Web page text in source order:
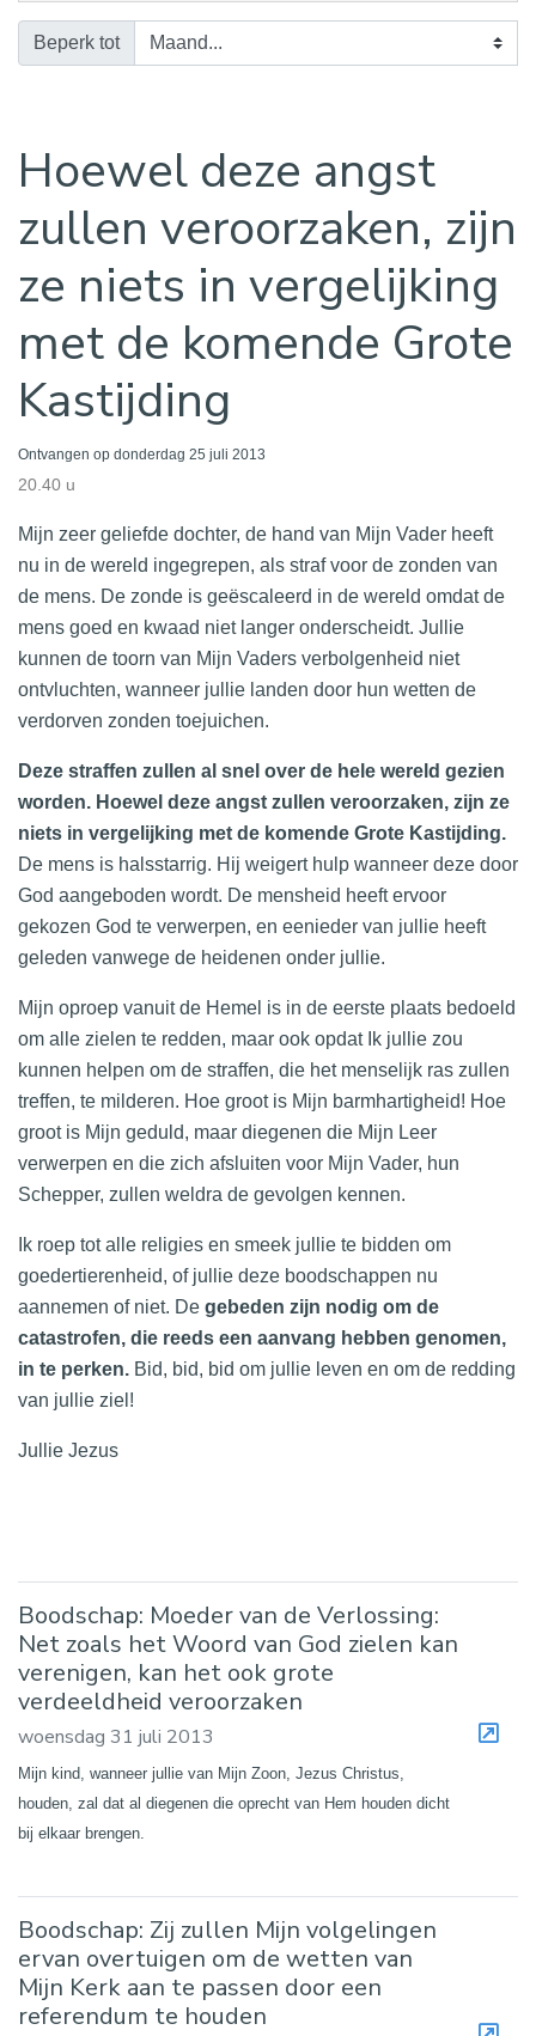
Beperk tot
Hoewel deze angst
zullen veroorzaken, zijn
ze niets in vergelijking
met de komende Grote
Kastijding
Ontvangen op donderdag 25 juli 2013
20.40 u
Mijn zeer geliefde dochter, de hand van Mijn Vader heeft
nu in de wereld ingegrepen, als straf voor de zonden van
de mens. De zonde is geëscaleerd in de wereld omdat de
mens goed en kwaad niet langer onderscheidt. Jullie
kunnen de toorn van Mijn Vaders verbolgenheid niet
ontvluchten, wanneer jullie landen door hun wetten de
verdorven zonden toejuichen.
Deze straffen zullen al snel over de hele wereld gezien
worden. Hoewel deze angst zullen veroorzaken, zijn ze
niets in vergelijking met de komende Grote Kastijding.
De mens is halsstarrig. Hij weigert hulp wanneer deze door
God aangeboden wordt. De mensheid heeft ervoor
gekozen God te verwerpen, en eenieder van jullie heeft
geleden vanwege de heidenen onder jullie.
Mijn oproep vanuit de Hemel is in de eerste plaats bedoeld
om alle zielen te redden, maar ook opdat Ik jullie zou
kunnen helpen om de straffen, die het menselijk ras zullen
treffen, te milderen. Hoe groot is Mijn barmhartigheid! Hoe
groot is Mijn geduld, maar diegenen die Mijn Leer
verwerpen en die zich afsluiten voor Mijn Vader, hun
Schepper, zullen weldra de gevolgen kennen.
Ik roep tot alle religies en smeek jullie te bidden om
goedertierenheid, of jullie deze boodschappen nu
aannemen of niet. De gebeden zijn nodig om de
catastrofen, die reeds een aanvang hebben genomen,
in te perken. Bid, bid, bid om jullie leven en om de redding
van jullie ziel!
Jullie Jezus
Boodschap: Moeder van de Verlossing:
Net zoals het Woord van God zielen kan
verenigen, kan het ook grote
verdeeldheid veroorzaken
woensdag 31 juli 2013
Mijn kind, wanneer jullie van Mijn Zoon, Jezus Christus,
houden, zal dat al diegenen die oprecht van Hem houden dicht
bij elkaar brengen.
Boodschap: Zij zullen Mijn volgelingen
ervan overtuigen om de wetten van
Mijn Kerk aan te passen door een
referendum te houden